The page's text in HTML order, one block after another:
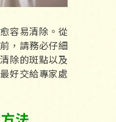
容易清除。從
，請務必仔細
除的斑點以及
好交給專家處